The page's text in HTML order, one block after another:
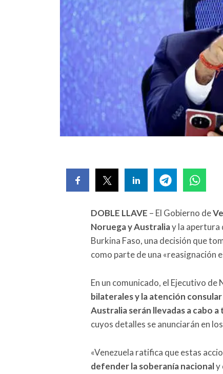
DOBLE LLAVE – El Gobierno de
Noruega y Australiay la apertura
Burkina Faso, una decisión que
como parte de una «reasignación
En un comunicado, el Ejecutivo
bilaterales y la atención
Australia serán llevadas a cabo
cuyos detalles se anunciarán en
«Venezuela ratifica que estas
defender la soberanía nacionaly